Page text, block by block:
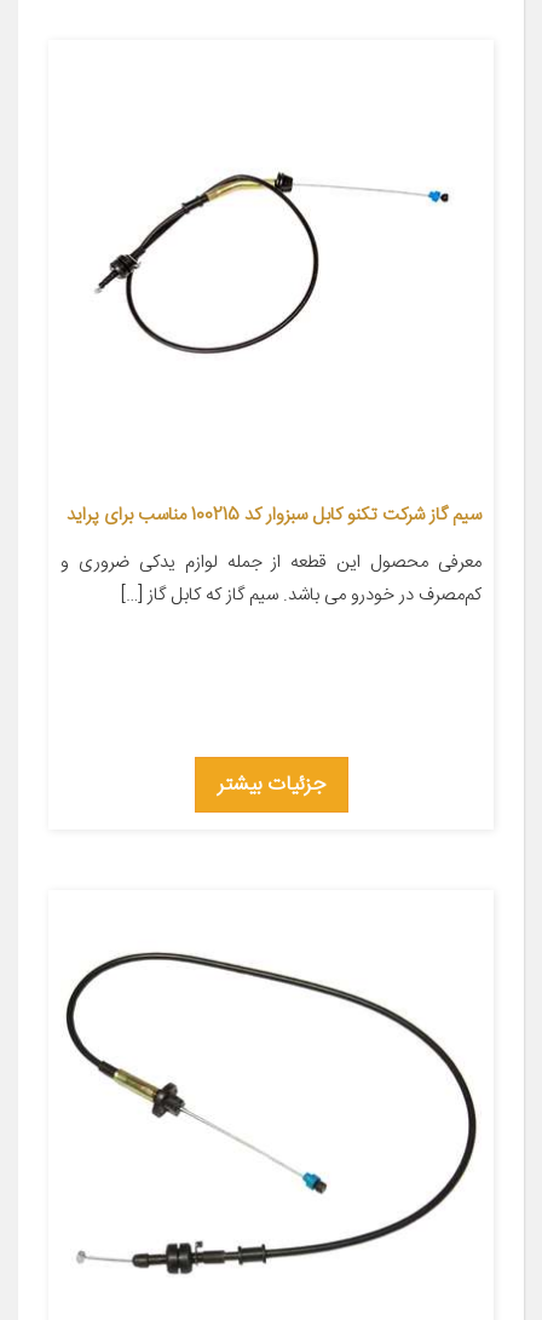
سیم گاز شرکت تکنو کابل سبزوار کد 100215 مناسب برای پراید
معرفی محصول این قطعه از جمله لوازم یدکی ضروری و
کم‌مصرف در خودرو می باشد. سیم گاز که کابل گاز […]
جزئیات بیشتر